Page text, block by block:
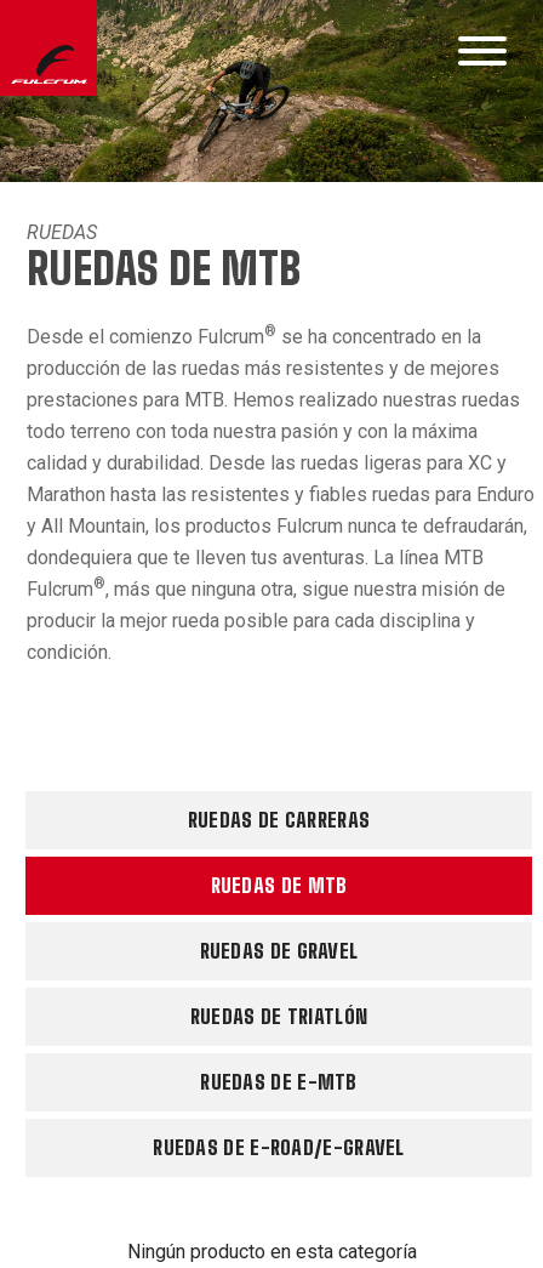
RUEDAS
RUEDAS DE MTB
Desde el comienzo Fulcrum® se ha concentrado en la
producción de las ruedas más resistentes y de mejores
prestaciones para MTB. Hemos realizado nuestras ruedas
todo terreno con toda nuestra pasión y con la máxima
calidad y durabilidad. Desde las ruedas ligeras para XC y
Marathon hasta las resistentes y fiables ruedas para Enduro
y All Mountain, los productos Fulcrum nunca te defraudarán,
dondequiera que te lleven tus aventuras. La línea MTB
Fulcrum®, más que ninguna otra, sigue nuestra misión de
producir la mejor rueda posible para cada disciplina y
condición.
RUEDAS DE CARRERAS
RUEDAS DE MTB
RUEDAS DE GRAVEL
RUEDAS DE TRIATLÓN
RUEDAS DE E-MTB
RUEDAS DE E-ROAD/E-GRAVEL
Ningún producto en esta categoría